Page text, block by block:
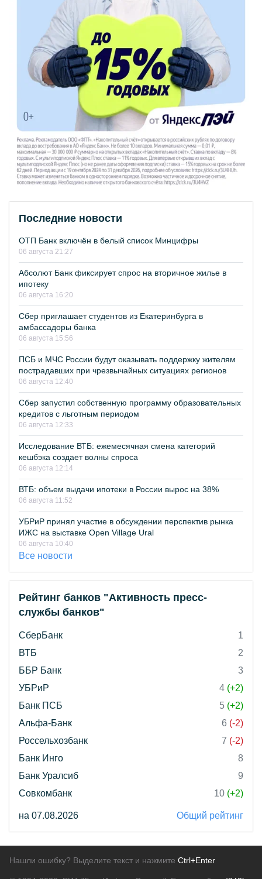
Последние новости
ОТП Банк включён в белый список Минцифры
06 августа 21:27
Абсолют Банк фиксирует спрос на вторичное жилье в
ипотеку
06 августа 16:20
Сбер приглашает студентов из Екатеринбурга в
амбассадоры банка
06 августа 15:56
ПСБ и МЧС России будут оказывать поддержку жителям
пострадавших при чрезвычайных ситуациях регионов
06 августа 12:40
Сбер запустил собственную программу образовательных
кредитов с льготным периодом
06 августа 12:33
Исследование ВТБ: ежемесячная смена категорий
кешбэка создает волны спроса
06 августа 12:14
ВТБ: объем выдачи ипотеки в России вырос на 38%
06 августа 11:52
УБРиР принял участие в обсуждении перспектив рынка
ИЖС на выставке Open Village Ural
06 августа 10:40
Все новости
Рейтинг банков "Активность пресс-
службы банков"
СберБанк
1
ВТБ
2
ББР Банк
3
УБРиР
4 (+2)
Банк ПСБ
5 (+2)
Альфа-Банк
6 (-2)
Россельхозбанк
7 (-2)
Банк Инго
8
Банк Уралсиб
9
Совкомбанк
10 (+2)
на 07.08.2026 Общий рейтинг
Нашли ошибку? Выделите текст и нажмите Ctrl+Enter